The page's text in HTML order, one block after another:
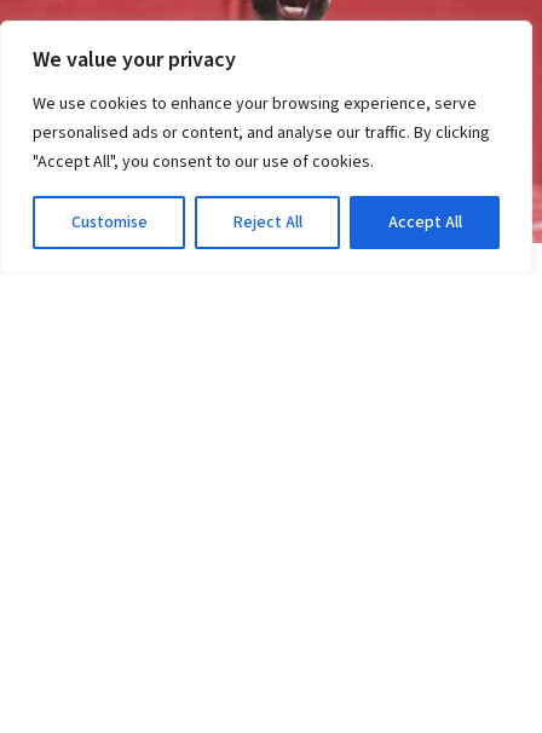
We value your privacy
We use cookies to enhance your browsing experience, serve
personalised ads or content, and analyse our traffic. By clicking
"Accept All", you consent to our use of cookies.
Customise Reject All Accept All